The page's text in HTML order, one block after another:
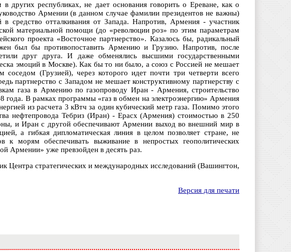
других республиках, не дает основания говорить о Ереване, как о
Армении (в данном случае фамилии президентов не важны)
средство отталкивания от Запада. Напротив, Армения - участник
материальной помощи (до «революции роз» по этим параметрам
проекта «Восточное партнерство». Казалось бы, радикальный
был бы противопоставить Армению и Грузию. Напротив, после
друг друга. И даже обменялись высшими государственными
эмоций в Москве). Как бы то ни было, а союз с Россией не мешает
соседом (Грузией), через которого идет почти три четверти всего
партнерство с Западом не мешает конструктивному партнерству с
газа в Армению по газопроводу Иран - Армения, строительство
года. В рамках программы «газ в обмен на электроэнергию» Армения
из расчета 3 кВтч за один кубический метр газа. Помимо этого
нефтепровода Тебриз (Иран) - Ерасх (Армения) стоимостью в 250
и Иран с другой обеспечивают Армении выход во внешний мир в
а гибкая дипломатическая линия в целом позволяет стране, не
к морям обеспечивать выживание в непростых геополитических
Армении» уже превзойден в десять раз.
Центра стратегических и международных исследований (Вашингтон,
Версия для печати